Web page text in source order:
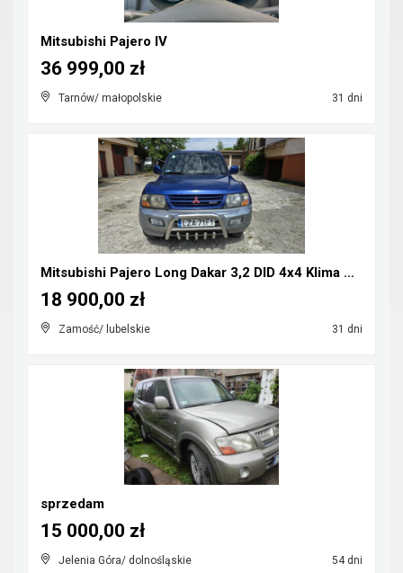
Mitsubishi Pajero IV
Tarnów/ małopolskie 31 dni
36 999,00 zł
Mitsubishi Pajero Long Dakar 3,2 DID 4x4 Klima CB-...
Zamość/ lubelskie 31 dni
18 900,00 zł
sprzedam
Jelenia Góra/ dolnośląskie 54 dni
15 000,00 zł